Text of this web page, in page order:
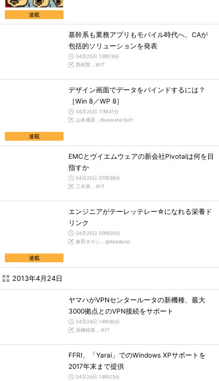
連載
基幹系も業務アプリもモバイル時代へ、CAが
包括的ソリューションを発表
04月25日 13時19分
西村賢，＠IT
連載
デザイン画面でデータをバインドするには？
［Win 8／WP 8］
04月25日 11時41分
山本康彦，BluewaterSoft
EMCとヴイエムウェアの新会社Pivotalは何を目
指すか
04月25日 07時38分
三木泉，＠IT
連載
エンジニアがテーレッテレー☆になれる栄養ド
リンク
04月25日 00時00分
倉田タカシ，@deadpop
2013年4月24日
ヤマハがVPNセンタールータの新機種、最大
3000拠点とのVPN接続をサポート
04月24日 14時40分
高橋睦美，＠IT
FFRI、「Yarai」でのWindows XPサポートを
2017年末まで提供
04月24日 14時23分